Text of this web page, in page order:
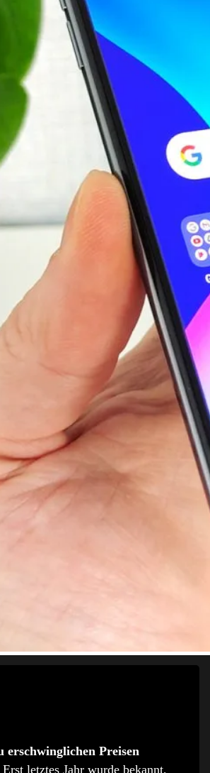
erschwinglichen Preisen
letztes Jahr wurde bekannt,